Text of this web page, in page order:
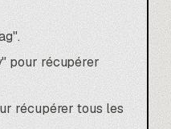
pour récupérer
récupérer tous les